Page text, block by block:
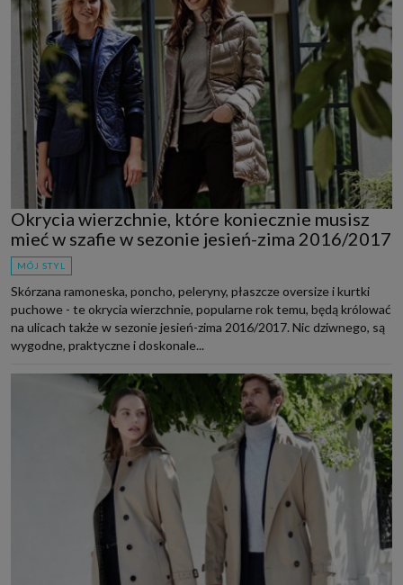
Okrycia wierzchnie, które koniecznie musisz
mieć w szafie w sezonie jesień-zima 2016/2017
MÓJ STYL
Skórzana ramoneska, poncho, peleryny, płaszcze oversize i kurtki
puchowe - te okrycia wierzchnie, popularne rok temu, będą królować
na ulicach także w sezonie jesień-zima 2016/2017. Nic dziwnego, są
wygodne, praktyczne i doskonale...